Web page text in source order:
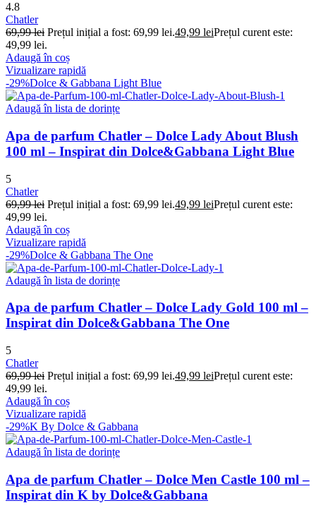
4.8
Chatler
69,99lei Prețul inițial a fost: 69,99 lei.49,99 leiPrețul curent este:
49,99 lei.
Adaugă în coș
Vizualizare rapidă
-29%Dolce & Gabbana Light Blue
Adaugă în lista de dorințe
Apa de parfum Chatler – Dolce Lady About Blush
100 ml – Inspirat din Dolce&Gabbana Light Blue
5
Chatler
69,99lei Prețul inițial a fost: 69,99 lei.49,99 leiPrețul curent este:
49,99 lei.
Adaugă în coș
Vizualizare rapidă
-29%Dolce & Gabbana The One
Adaugă în lista de dorințe
Apa de parfum Chatler – Dolce Lady Gold 100 ml –
Inspirat din Dolce&Gabbana The One
5
Chatler
69,99lei Prețul inițial a fost: 69,99 lei.49,99 leiPrețul curent este:
49,99 lei.
Adaugă în coș
Vizualizare rapidă
-29%K By Dolce & Gabbana
Adaugă în lista de dorințe
Apa de parfum Chatler – Dolce Men Castle 100 ml –
Inspirat din K by Dolce&Gabbana